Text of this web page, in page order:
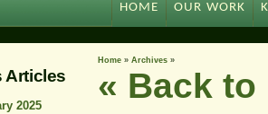
« Back to
Articles
2025
Home » Archives »
HOME OUR WORK